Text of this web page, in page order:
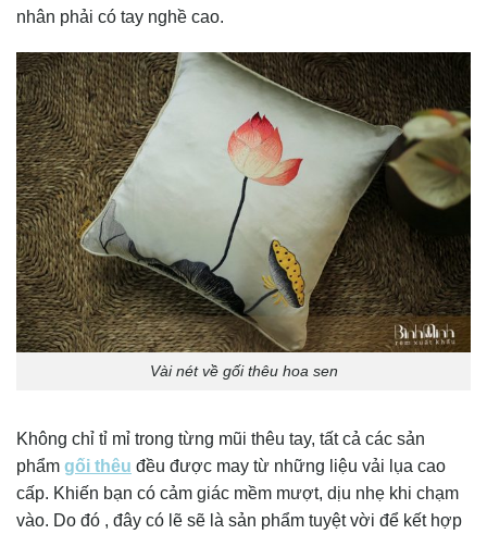
nhân phải có tay nghề cao.
Vài nét về gối thêu hoa sen
Không chỉ tỉ mỉ trong từng mũi thêu tay, tất cả các sản
phẩm gối thêu đều được may từ những liệu vải lụa cao
cấp. Khiến bạn có cảm giác mềm mượt, dịu nhẹ khi chạm
vào. Do đó , đây có lẽ sẽ là sản phẩm tuyệt vời để kết hợp